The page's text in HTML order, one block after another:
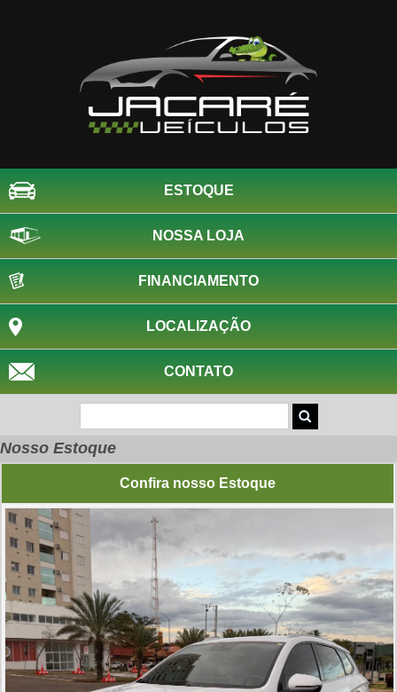
ESTOQUE
NOSSA LOJA
FINANCIAMENTO
LOCALIZAÇÃO
CONTATO
Nosso Estoque
Confira nosso Estoque